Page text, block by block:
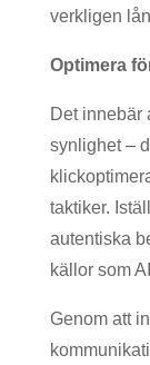
verkligen
Optimera
Det innebär
synlighet –
taktiker.
autentiska
källor som
Genom att